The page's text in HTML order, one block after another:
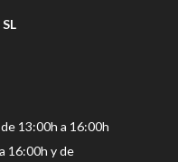
13:00h a 16:00h
16:00h y de